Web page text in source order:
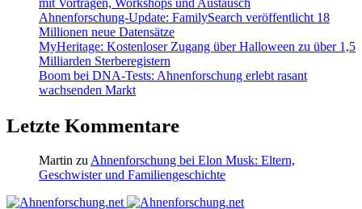
Ahnenforschung-Update: FamilySearch veröffentlicht 18
Millionen neue Datensätze
MyHeritage: Kostenloser Zugang über Halloween zu über 1,5
Milliarden Sterberegistern
Boom bei DNA-Tests: Ahnenforschung erlebt rasant
wachsenden Markt
Letzte Kommentare
Martin zu Ahnenforschung bei Elon Musk: Eltern,
Geschwister und Familiengeschichte